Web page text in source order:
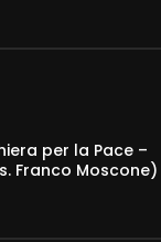
per la Pace –
Franco Moscone)